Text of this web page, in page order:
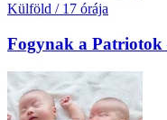
Külföld / 17 órája
Fogynak a